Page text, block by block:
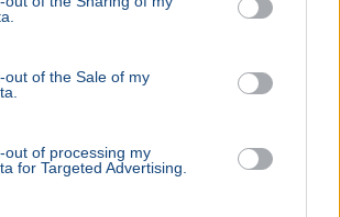
out of the Sale of my
out of processing my
for Targeted Advertising.
Ügyészség Parlament